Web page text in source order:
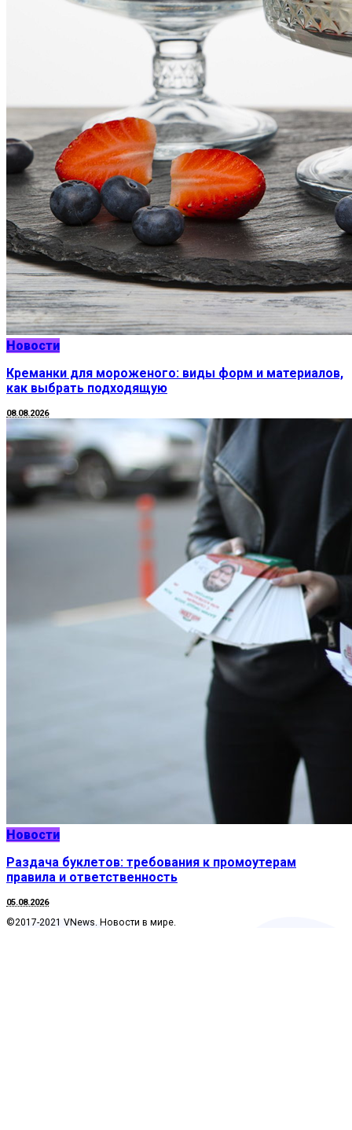
Новости
Креманки для мороженого: виды форм и материалов,
как выбрать подходящую
08.08.2026
Новости
Раздача буклетов: требования к промоутерам
правила и ответственность
05.08.2026
©2017-2021 VNews. Новости в мире.